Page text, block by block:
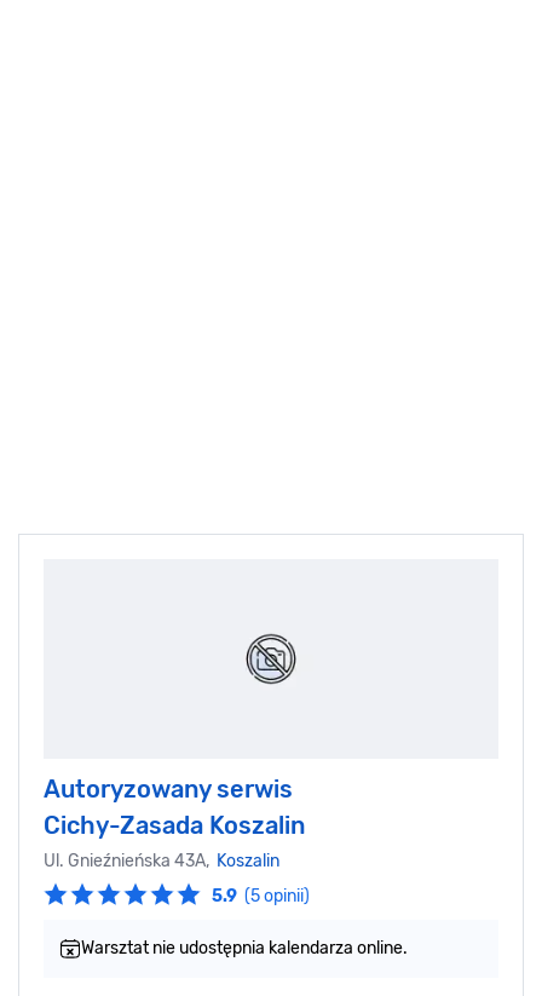
Autoryzowany serwis
Cichy-Zasada Koszalin
Ul. Gnieźnieńska 43A, Koszalin
5.9 (5 opinii)
Warsztat nie udostępnia kalendarza online.